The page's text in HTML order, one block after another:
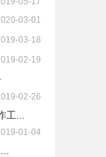
03-01
03-18
02-19
02-26
...
01-04